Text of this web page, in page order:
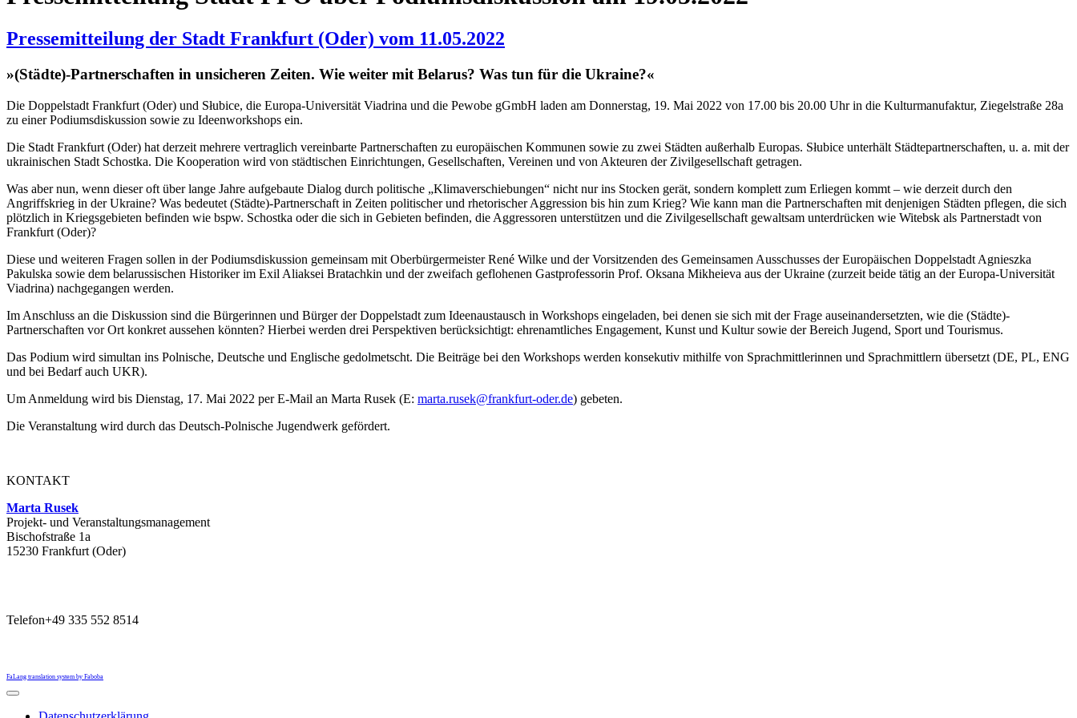
Pressemitteilung der Stadt Frankfurt (Oder) vom 11.05.2022
»(Städte)-Partnerschaften in unsicheren Zeiten. Wie weiter mit Belarus? Was tun für die Ukraine?«
Die Doppelstadt Frankfurt (Oder) und Słubice, die Europa-Universität Viadrina und die Pewobe gGmbH laden am Donnerstag, 19. Mai 2022 von 17.00 bis 20.00 Uhr in die Kulturmanufaktur, Ziegelstraße 28a
zu einer Podiumsdiskussion sowie zu Ideenworkshops ein.
Die Stadt Frankfurt (Oder) hat derzeit mehrere vertraglich vereinbarte Partnerschaften zu europäischen Kommunen sowie zu zwei Städten außerhalb Europas. Słubice unterhält Städtepartnerschaften, u. a. mit der
ukrainischen Stadt Schostka. Die Kooperation wird von städtischen Einrichtungen, Gesellschaften, Vereinen und von Akteuren der Zivilgesellschaft getragen.
Was aber nun, wenn dieser oft über lange Jahre aufgebaute Dialog durch politische „Klimaverschiebungen“ nicht nur ins Stocken gerät, sondern komplett zum Erliegen kommt – wie derzeit durch den
Angriffskrieg in der Ukraine? Was bedeutet (Städte)-Partnerschaft in Zeiten politischer und rhetorischer Aggression bis hin zum Krieg? Wie kann man die Partnerschaften mit denjenigen Städten pflegen, die sich
plötzlich in Kriegsgebieten befinden wie bspw. Schostka oder die sich in Gebieten befinden, die Aggressoren unterstützen und die Zivilgesellschaft gewaltsam unterdrücken wie Witebsk als Partnerstadt von
Frankfurt (Oder)?
Diese und weiteren Fragen sollen in der Podiumsdiskussion gemeinsam mit Oberbürgermeister René Wilke und der Vorsitzenden des Gemeinsamen Ausschusses der Europäischen Doppelstadt Agnieszka
Pakulska sowie dem belarussischen Historiker im Exil Aliaksei Bratachkin und der zweifach geflohenen Gastprofessorin Prof. Oksana Mikheieva aus der Ukraine (zurzeit beide tätig an der Europa-Universität
Viadrina) nachgegangen werden.
Im Anschluss an die Diskussion sind die Bürgerinnen und Bürger der Doppelstadt zum Ideenaustausch in Workshops eingeladen, bei denen sie sich mit der Frage auseinandersetzten, wie die (Städte)-
Partnerschaften vor Ort konkret aussehen könnten? Hierbei werden drei Perspektiven berücksichtigt: ehrenamtliches Engagement, Kunst und Kultur sowie der Bereich Jugend, Sport und Tourismus.
Das Podium wird simultan ins Polnische, Deutsche und Englische gedolmetscht. Die Beiträge bei den Workshops werden konsekutiv mithilfe von Sprachmittlerinnen und Sprachmittlern übersetzt (DE, PL, ENG
und bei Bedarf auch UKR).
Um Anmeldung wird bis Dienstag, 17. Mai 2022 per E-Mail an Marta Rusek (E: marta.rusek@frankfurt-oder.de) gebeten.
Die Veranstaltung wird durch das Deutsch-Polnische Jugendwerk gefördert.
KONTAKT
Marta Rusek
Projekt- und Veranstaltungsmanagement
Bischofstraße 1a
15230 Frankfurt (Oder)
Telefon+49 335 552 8514
FaLang translation system by Faboba